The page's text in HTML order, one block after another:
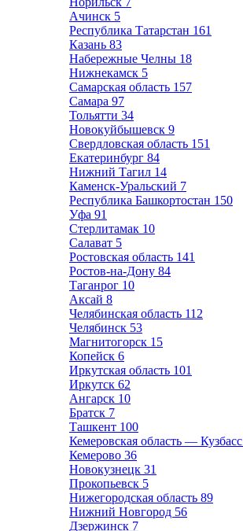
Ачинск 5
Республика Татарстан 161
Казань 83
Набережные Челны 18
Нижнекамск 5
Самарская область 157
Самара 97
Тольятти 34
Новокуйбышевск 9
Свердловская область 151
Екатеринбург 84
Нижний Тагил 14
Каменск-Уральский 7
Республика Башкортостан 150
Уфа 91
Стерлитамак 10
Салават 5
Ростовская область 141
Ростов-на-Дону 84
Таганрог 10
Аксай 8
Челябинская область 112
Челябинск 53
Магнитогорск 15
Копейск 6
Иркутская область 101
Иркутск 62
Ангарск 10
Братск 7
Ташкент 100
Кемеровская область — Кузбасс
Кемерово 36
Новокузнецк 31
Прокопьевск 5
Нижегородская область 89
Нижний Новгород 56
Дзержинск 7